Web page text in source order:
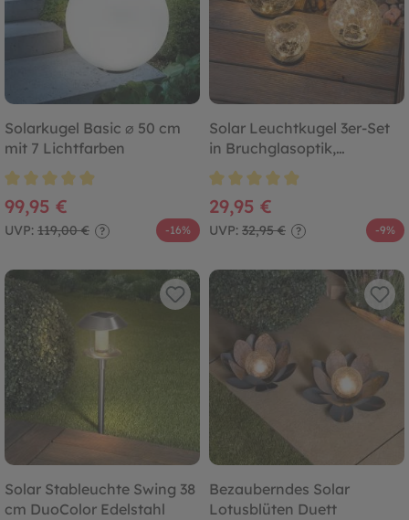
Solarkugel Basic ⌀ 50 cm
mit 7 Lichtfarben
99,95 €
UVP: 119,00 € ? -16%
Solar Leuchtkugel 3er-Set
in Bruchglasoptik,
warmweiß
29,95 €
UVP: 32,95 € ? -9%
Solar Stableuchte Swing 38
cm DuoColor Edelstahl
Bezauberndes Solar
Lotusblüten Duett